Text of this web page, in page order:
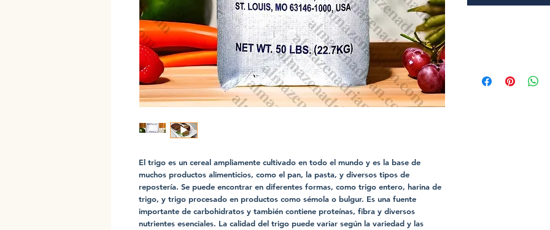
El trigo es un cereal ampliamente cultivado en todo el mundo y es la base de
muchos productos alimenticios, como el pan, la pasta, y diversos tipos de
repostería. Se puede encontrar en diferentes formas, como trigo entero, harina de
trigo, y trigo procesado en productos como sémola o bulgur. Es una fuente
importante de carbohidratos y también contiene proteínas, fibra y diversos
nutrientes esenciales. La calidad del trigo puede variar según la variedad y las